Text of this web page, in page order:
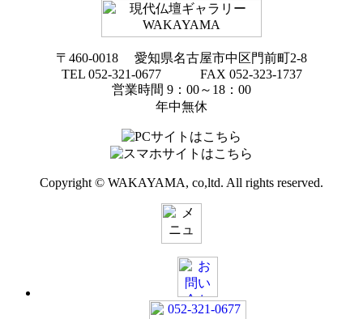
〒460-0018 愛知県名古屋市中区門前町2-8
TEL 052-321-0677 FAX 052-323-1737
営業時間 9：00～18：00
年中無休
Copyright © WAKAYAMA, co,ltd. All rights reserved.